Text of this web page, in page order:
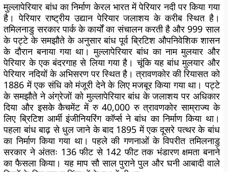
मुल्लापेरियार बांध का निर्माण केरल भारत में पेरियार नदी पर किया गया
है। पेरियार राष्ट्रीय उद्यान पेरियार जलाशय के करीब स्थित है।
तमिलनाडु सरकार पार्क के कार्यों का संचालन करती है और 999 साल
के पट्टे के समझौते के अनुसार बांध पूर्व ब्रिटिश औपनिवेशिक शासन
के दौरान बनाया गया था। मुल्लापेरियार बांध का नाम मुलयार और
पेरियार के एक बंदरगाह से लिया गया है। चूंकि यह बांध मुलयार और
पेरियार नदियों के अभिसरण पर स्थित है। त्रावणकोर की रियासत को
1886 में एक संधि को मंजूरी देने के लिए मजबूर किया गया था। पट्टे
के समझौते ने अंग्रेजों को मुल्लापेरियार बांध के जलाशय पर अधिकार
दिया और इसके कैचमेंट में रु 40,000 रु त्रावणकोर साम्राज्य के
लिए ब्रिटिश आर्मी इंजीनियरिंग कॉर्प्स ने बांध का निर्माण किया था।
पहला बांध बाढ़ से धुल जाने के बाद 1895 में एक दूसरे पत्थर के बांध
का निर्माण किया गया था। पहले की गणनाओं के विपरीत तमिलनाडु
सरकार ने अंततः 136 फीट से 142 फीट तक भंडारण क्षमता बनाने
का फैसला किया। यह माप सौ साल पुराने पुल और घनी आबादी वाले